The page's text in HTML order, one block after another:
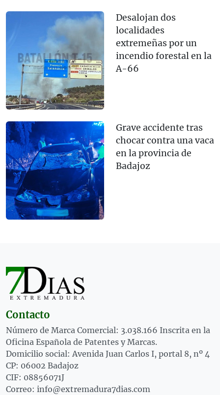
Desalojan dos
localidades
extremeñas por un
incendio forestal en la
A-66
Grave accidente tras
chocar contra una vaca
en la provincia de
Badajoz
Contacto
Número de Marca Comercial: 3.038.166 Inscrita en la
Oficina Española de Patentes y Marcas.
Domicilio social: Avenida Juan Carlos I, portal 8, nº 4
CP: 06002 Badajoz
CIF: 08856071J
Correo: info@extremadura7dias.com